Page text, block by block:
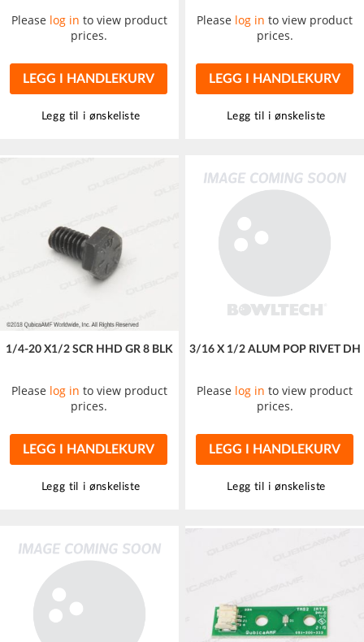
Please log in to view product
prices.
LEGG I HANDLEKURV
Legg til i ønskeliste
Please log in to view product
prices.
LEGG I HANDLEKURV
Legg til i ønskeliste
1/4-20 X1/2 SCR HHD GR 8 BLK
Please log in to view product
prices.
LEGG I HANDLEKURV
Legg til i ønskeliste
3/16 X 1/2 ALUM POP RIVET DH
Please log in to view product
prices.
LEGG I HANDLEKURV
Legg til i ønskeliste